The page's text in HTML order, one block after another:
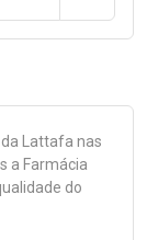
Lattafa nas
a Farmácia
do